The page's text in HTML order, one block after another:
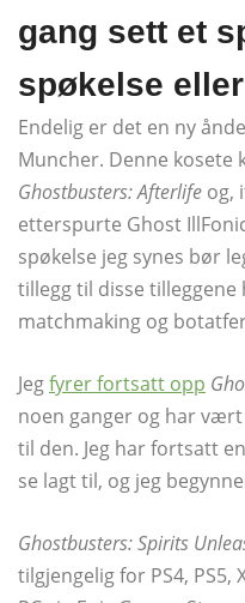
gang sett et
spøkelse
Endelig er det en ny
Muncher. Denne kosete
Ghostbusters: Afterlife og,
etterspurte Ghost
spøkelse jeg synes bør
tillegg til disse
matchmaking og
Jegfyrer fortsatt opp
noen ganger og har vært
til den. Jeg har fortsatt
se lagt til, og jeg
Ghostbusters: Spirits
tilgjengelig for PS4, PS5,